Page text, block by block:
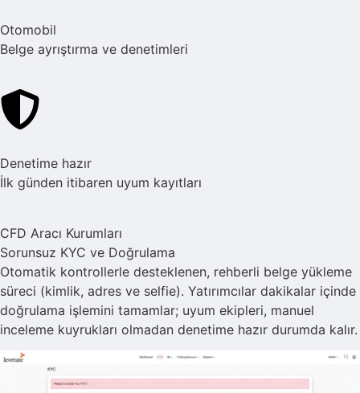
Otomobil
Belge ayrıştırma ve denetimleri
Denetime hazır
İlk günden itibaren uyum kayıtları
CFD Aracı Kurumları
Sorunsuz KYC ve Doğrulama
Otomatik kontrollerle desteklenen, rehberli belge yükleme
süreci (kimlik, adres ve selfie). Yatırımcılar dakikalar içinde
doğrulama işlemini tamamlar; uyum ekipleri, manuel
inceleme kuyrukları olmadan denetime hazır durumda kalır.